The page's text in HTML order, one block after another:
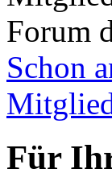
Forum
Schon
Für